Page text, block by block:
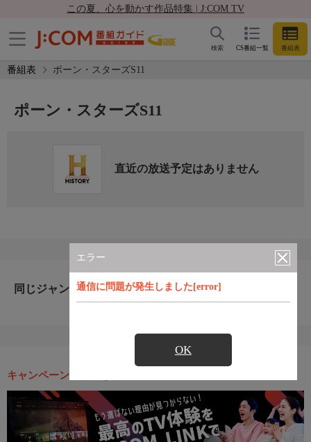
この夏、心を動かす作品特集 | J:COM TV
CS番組一覧 番組表
検索
番組表 ポーン・スターズS11
エラー
通信に問題が発生しました[error]
OK
ポーン・スターズS11
直近の放送予定はありません
同じジャンルのおすすめ番組
キャンペーン・お得な情報